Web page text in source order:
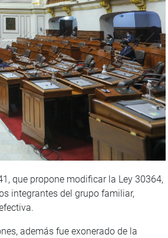
que propone modificar la Ley 30364,
integrantes del grupo familiar,
además fue exonerado de la